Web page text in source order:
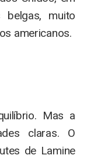
muito
americanos.
Mas a
claras. O
de Lamine